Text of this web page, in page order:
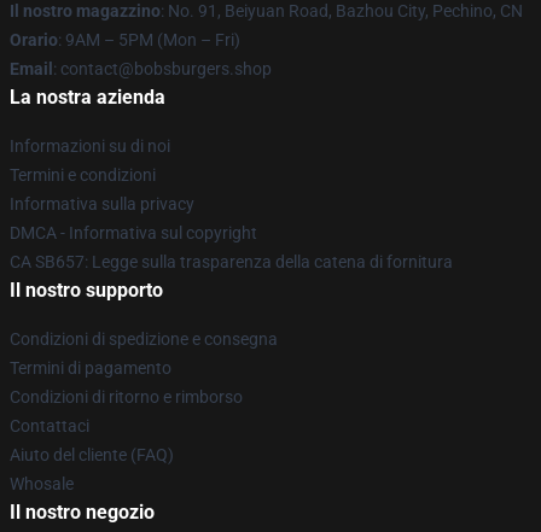
Il nostro magazzino: No. 91, Beiyuan Road, Bazhou City, Pechino, CN
Orario: 9AM – 5PM (Mon – Fri)
Email : contact@bobsburgers.shop
La nostra azienda
Informazioni su di noi
Termini e condizioni
Informativa sulla privacy
DMCA - Informativa sul copyright
CA SB657: Legge sulla trasparenza della catena di fornitura
Il nostro supporto
Condizioni di spedizione e consegna
Termini di pagamento
Condizioni di ritorno e rimborso
Contattaci
Aiuto del cliente (FAQ)
Whosale
Il nostro negozio